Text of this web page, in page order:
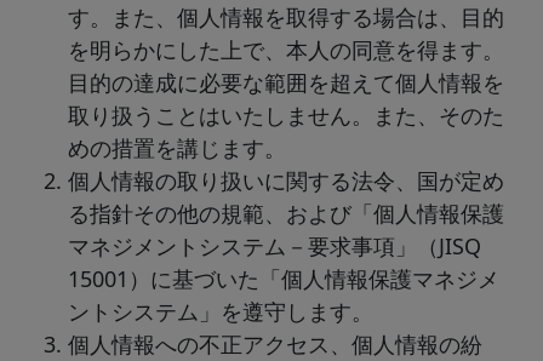
す。また、個人情報を取得する場合は、目的
を明らかにした上で、本人の同意を得ます。
目的の達成に必要な範囲を超えて個人情報を
取り扱うことはいたしません。また、そのた
めの措置を講じます。
個人情報の取り扱いに関する法令、国が定め
る指針その他の規範、および「個人情報保護
マネジメントシステム－要求事項」（JISQ
15001）に基づいた「個人情報保護マネジメ
ントシステム」を遵守します。
個人情報への不正アクセス、個人情報の紛